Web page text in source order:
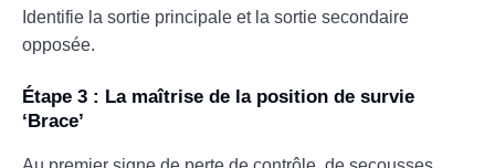
Identifie la sortie principale et la sortie secondaire
opposée.
Étape 3 : La maîtrise de la position de survie
‘Brace’